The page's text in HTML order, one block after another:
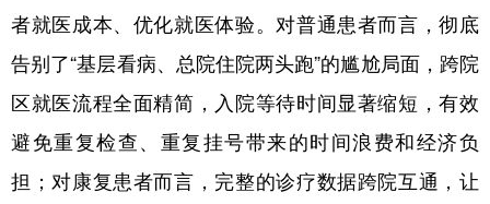
者就医成本、优化就医体验。对普通患者而言，彻底
告别了“基层看病、总院住院两头跑”的尴尬局面，跨院
区就医流程全面精简，入院等待时间显著缩短，有效
避免重复检查、重复挂号带来的时间浪费和经济负
担；对康复患者而言，完整的诊疗数据跨院互通，让